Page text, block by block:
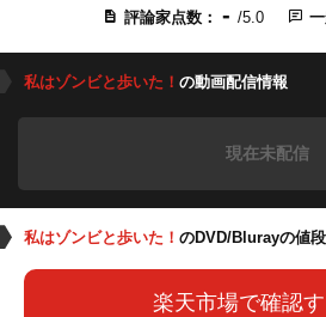
評論家点数： - /5.0
私はゾンビと歩いた！ の動画配信情報
現在未配信
私はゾンビと歩いた！ のDVD/Blurayの値
楽天市場で確認